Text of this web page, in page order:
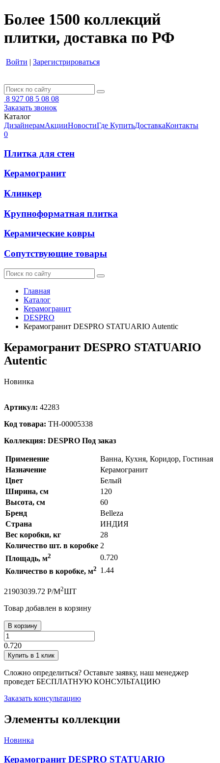
Более 1500 коллекций
плитки, доставка по РФ
Войти | Зарегистрироваться
8 927 08 5 08 08
Заказать звонок
Каталог
ДизайнерамАкцииНовостиГде КупитьДоставкаКонтакты
0
Плитка для стен
Керамогранит
Клинкер
Крупноформатная плитка
Керамические ковры
Сопутствующие товары
Главная
Каталог
Керамогранит
DESPRO
Керамогранит DESPRO STATUARIO Autentic
Керамогранит DESPRO STATUARIO
Autentic
Новинка
Артикул: 42283
Код товара: ТН-00005338
Коллекция: DESPRO Под заказ
Применение
Ванна, Кухня, Коридор, Гостиная
Назначение
Керамогранит
Цвет
Белый
Ширина, см
120
Высота, см
60
Бренд
Belleza
Страна
ИНДИЯ
Вес коробки, кг
28
Количество шт. в коробке 2
Площадь, м2
0.720
Количество в коробке, м2 1.44
21903039.72 Р/М2ШТ
Товар добавлен в корзину
В корзину
0.720
Купить в 1 клик
Сложно определиться? Оставьте заявку, наш менеджер
проведет БЕСПЛАТНУЮ КОНСУЛЬТАЦИЮ
Заказать консультацию
Элементы коллекции
Новинка
Керамогранит DESPRO STATUARIO